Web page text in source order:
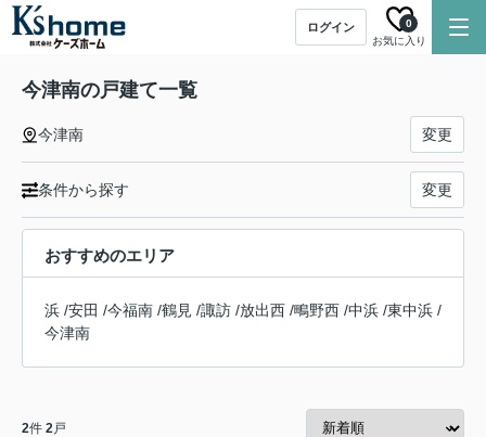
ログイン
お気に入り
0
今津南の戸建て一覧
今津南 変更
条件から探す 変更
おすすめのエリア
浜 /安田 /今福南 /鶴見 /諏訪 /放出西 /鴫野西 /中浜 /東中浜 /
今津南
2件 2戸